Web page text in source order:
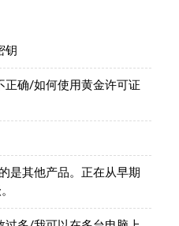
钥
正确/如何使用黄金许可证
是其他产品。正在从早期